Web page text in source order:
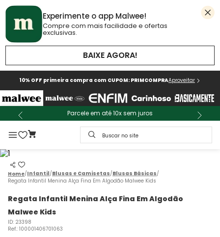
Experimente o app Malwee!
Compre com mais facilidade e ofertas
exclusivas.
BAIXE AGORA!
10% OFF primeira compra com CUPOM: PRIMCOMPRAAproveitar
Parcele em até 10x sem juros
Buscar no site
Infantil Blusas e Camisetas Blusas Básicas
Regata Infantil Menina Alça Fina Em Algodão Malwee Kids
Regata Infantil Menina Alça Fina Em Algodão
Malwee Kids
ID: 23398
Ref.: 100001406701063